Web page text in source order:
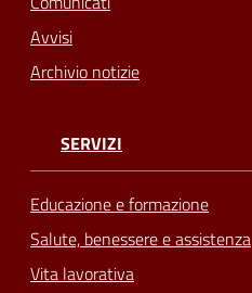
Avvisi
Archivio notizie
SERVIZI
Educazione e formazione
Salute, benessere e assistenza
Vita lavorativa